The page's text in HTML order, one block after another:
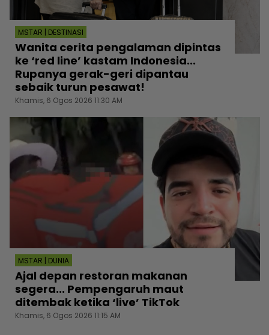
MSTAR | DESTINASI
Wanita cerita pengalaman dipintas
ke ‘red line’ kastam Indonesia...
Rupanya gerak-geri dipantau
sebaik turun pesawat!
Khamis, 6 Ogos 2026 11:30 AM
MSTAR | DUNIA
Ajal depan restoran makanan
segera... Pempengaruh maut
ditembak ketika ‘live’ TikTok
Khamis, 6 Ogos 2026 11:15 AM